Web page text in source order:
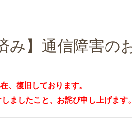
み】通信障害の
、復旧しております。
ましたこと、お詫び申し上げます。